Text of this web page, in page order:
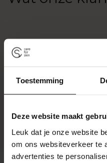
Toestemming
Deze website maakt
Leuk dat je onze website
om ons websiteverkeer te
advertenties te